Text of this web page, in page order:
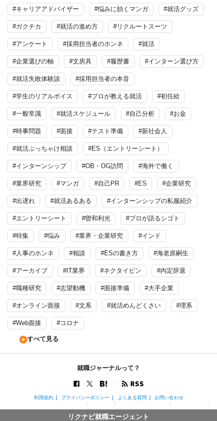
#キャリアアドバイザー #悩みに効くマンガ #就活グッズ
#ガクチカ #就活の進め方 #リクルートスーツ
#アンケート #採用担当者のホンネ #就活
#企業選びの軸 #文房具 #履歴書 #インターン選び方
#就活失敗体験談 #採用担当者の本音
#学生のリアルボイス #プロが教える就活 #初任給
#一般常識 #就活スケジュール #自己分析 #お金
#時事問題 #面接 #テスト準備 #新社会人
#就活ぶっちゃけ相談 #ES（エントリーシート）
#インターンシップ #OB・OG訪問 #海外で働く
#業界研究 #マンガ #自己PR #ES #企業研究
#出遅れ #就活あるある #インターンシップの私服紹介
#エントリーシート #曽和利光 #プロが語るシゴト
#特集 #悩み #業界・企業研究 #インド
#人事のホンネ #相談 #ESの書き方 #海老原嗣生
#アーカイブ #IT業界 #ネクタイピン #内定辞退
#職種研究 #志望動機 #面接準備 #大手企業
#オンライン面接 #文系 #就活めんどくさい #理系
#Web面接 #コロナ
すべて見る
就職ジャーナルって？
利用規約 プライバシーポリシー よくある質問 お問い合わせ
リクナビ就職エージェント